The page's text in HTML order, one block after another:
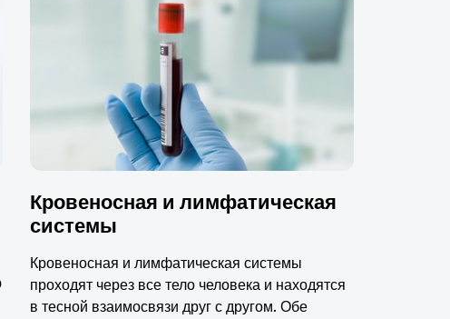
Кровеносная и лимфатическая
системы
Кровеносная и лимфатическая системы
проходят через все тело человека и находятся
в тесной взаимосвязи друг с другом. Обе